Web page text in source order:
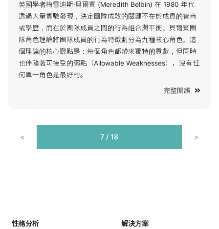
英國學者梅雷迪斯·貝爾賓 (Meredith Belbin) 在 1980 年代
透過大量實驗發現，決定團隊成敗的關鍵不在於成員的智商
或學歷，而在於團隊成員之間的行為組合與平衡。貝爾賓團
隊角色理論將團隊成員的行為特徵劃分為九種核心角色。這
個理論的核心觀點是：每個角色都帶來獨特的貢獻，但同時
也伴隨著可接受的弱點（Allowable Weaknesses），沒有任
何單一角色是最好的。
完整閱讀
< 7 / 18(current) >
性格分析 解決方案